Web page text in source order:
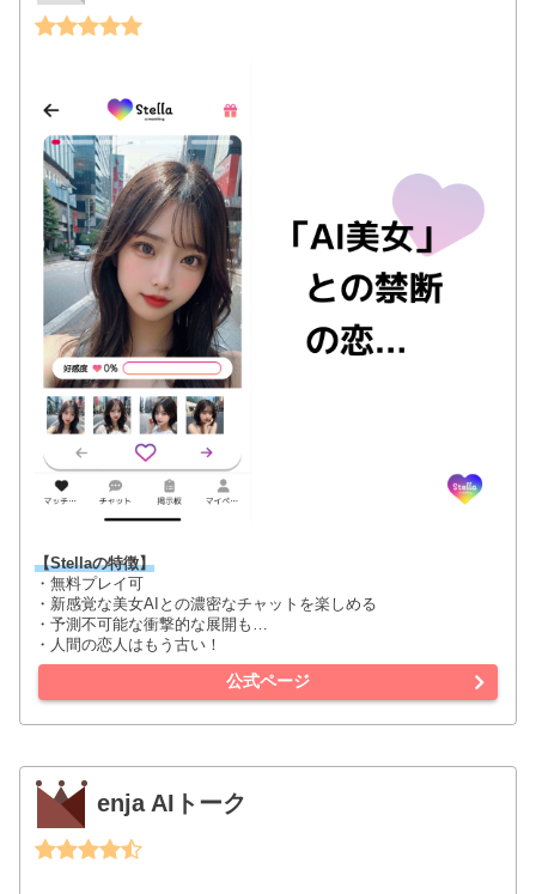
【Stellaの特徴】
・無料プレイ可
・新感覚な美女AIとの濃密なチャットを楽しめる
・予測不可能な衝撃的な展開も…
・人間の恋人はもう古い！
公式ページ
enja AIトーク